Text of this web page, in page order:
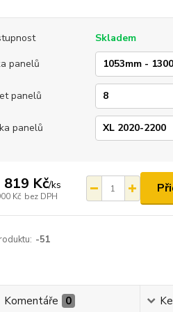
Skladem
panelů
panelů
panelů
819 Kč/ks
Kč bez DPH
-51
Komentáře 0